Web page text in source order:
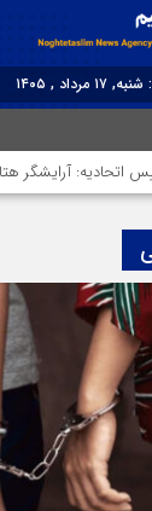
مرداد , ۱۴۰۵
اتحادیه: آرایشگر